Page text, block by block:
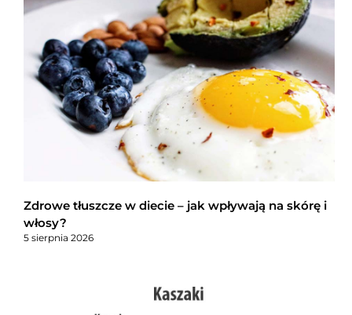
Zdrowe tłuszcze w diecie – jak wpływają na skórę i
włosy?
5 sierpnia 2026